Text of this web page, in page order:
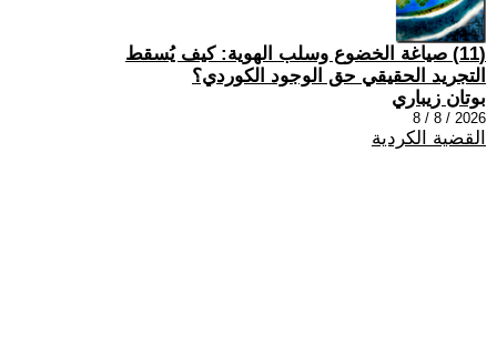
(11) صياغة الخضوع وسلب الهوية: كيف يُسقط
التجريد الحقيقي حق الوجود الكوردي؟
بوتان زيباري
2026 / 8 / 8
القضية الكردية